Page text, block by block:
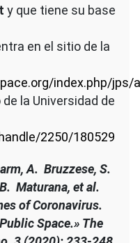
y que tiene su base
en el sitio de la
index.php/
la Universidad de
2250/180529
A. Bruzzese, S.
Maturana, et al.
of Coronavirus.
Space.» The